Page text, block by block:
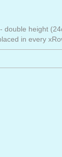
double height
in every